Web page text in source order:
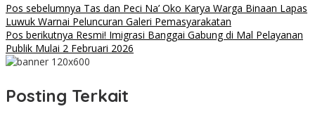
Navigasi
pos
Pos sebelumnya Tas dan Peci Na’ Oko Karya Warga Binaan Lapas
Luwuk Warnai Peluncuran Galeri Pemasyarakatan
Pos berikutnya Resmi! Imigrasi Banggai Gabung di Mal Pelayanan
Publik Mulai 2 Februari 2026
Posting Terkait